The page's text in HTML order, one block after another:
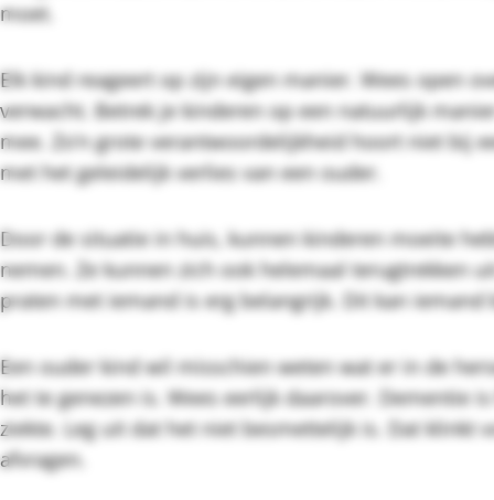
moet.
Elk kind reageert op zijn eigen manier. Wees open
verwacht. Betrek je kinderen op een natuurlijk
mee. Zo’n grote verantwoordelijkheid hoort niet bij
met het geleidelijk verlies van een ouder.
Door de situatie in huis, kunnen kinderen moeite
nemen. Ze kunnen zich ook helemaal terugtrekken
praten met iemand is erg belangrijk. Dit kan iemand
Een ouder kind wil misschien weten wat er in de
het te genezen is. Wees eerlijk daarover. Dementie
ziekte. Leg uit dat het niet besmettelijk is. Dat klinkt
afvragen.